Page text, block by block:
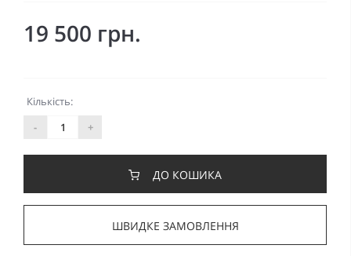
19 500 грн.
Кількість:
-
+
ДО КОШИКА
ШВИДКЕ ЗАМОВЛЕННЯ